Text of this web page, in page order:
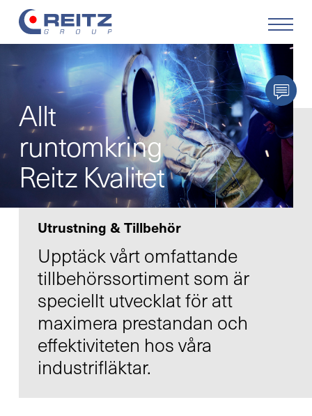
Produkter
Lösningar
Service
Retrofit
Företaget
Karriär
Utrustning & Tillbehör
Allt
runtomkring
Reitz Kvalitet
Upptäck vårt omfattande
tillbehörssortiment som är
speciellt utvecklat för att
maximera prestandan och
effektiviteten hos våra
industrifläktar.